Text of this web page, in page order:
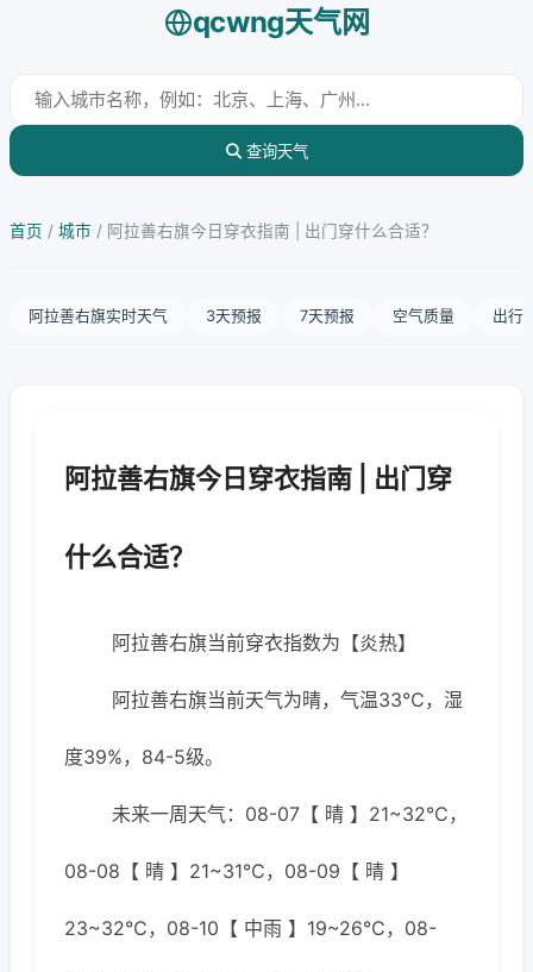
qcwng天气网
查询天气
首页 / 城市 / 阿拉善右旗今日穿衣指南 | 出门穿什么合适？
阿拉善右旗实时天气 3天预报 7天预报 空气质量 出行
阿拉善右旗今日穿衣指南 | 出门穿
什么合适？
阿拉善右旗当前穿衣指数为【炎热】
阿拉善右旗当前天气为晴，气温33℃，湿
度39%，84-5级。
未来一周天气：08-07【 晴 】21~32℃，
08-08【 晴 】21~31℃，08-09【 晴 】
23~32℃，08-10【 中雨 】19~26℃，08-